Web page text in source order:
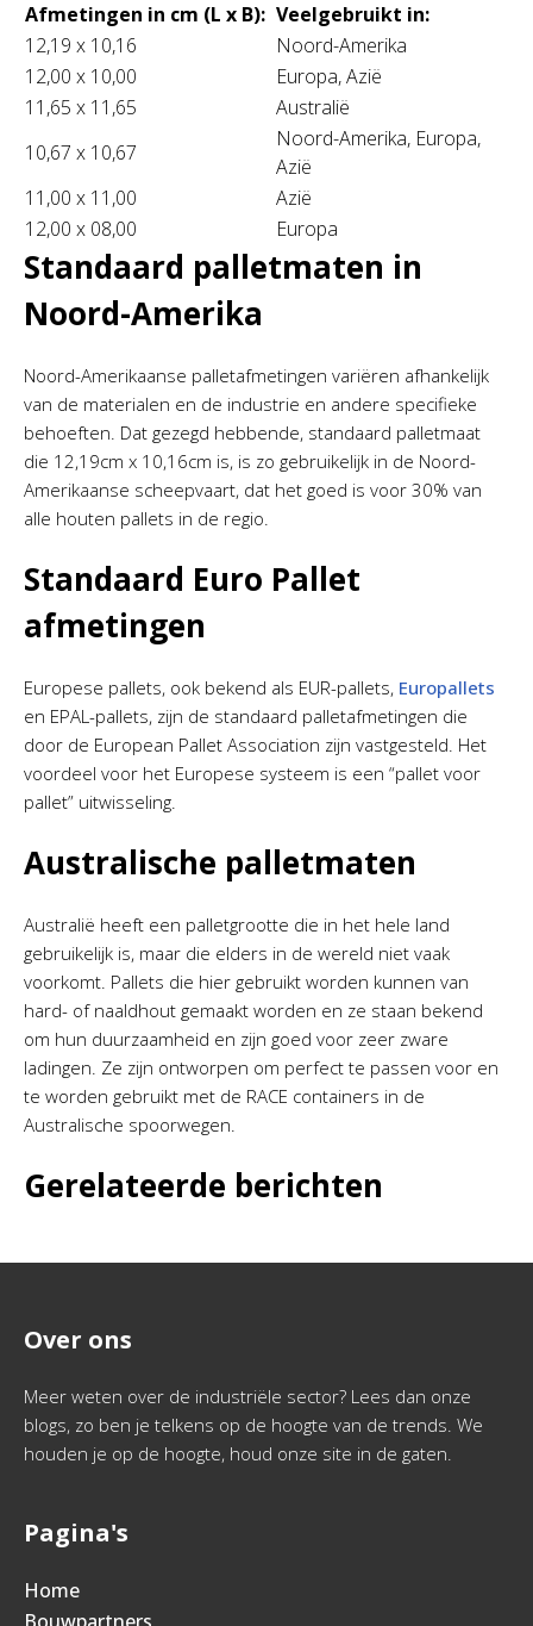
Afmetingen in cm (L x B): Veelgebruikt in:
12,19 x 10,16
Noord-Amerika
12,00 x 10,00
Europa, Azië
11,65 x 11,65
Australië
10,67 x 10,67
Noord-Amerika, Europa,
Azië
11,00 x 11,00
Azië
12,00 x 08,00
Europa
Standaard palletmaten in
Noord-Amerika
Noord-Amerikaanse palletafmetingen variëren afhankelijk
van de materialen en de industrie en andere specifieke
behoeften. Dat gezegd hebbende, standaard palletmaat
die 12,19cm x 10,16cm is, is zo gebruikelijk in de Noord-
Amerikaanse scheepvaart, dat het goed is voor 30% van
alle houten pallets in de regio.
Standaard Euro Pallet
afmetingen
Europese pallets, ook bekend als EUR-pallets, Europallets
en EPAL-pallets, zijn de standaard palletafmetingen die
door de European Pallet Association zijn vastgesteld. Het
voordeel voor het Europese systeem is een “pallet voor
pallet” uitwisseling.
Australische palletmaten
Australië heeft een palletgrootte die in het hele land
gebruikelijk is, maar die elders in de wereld niet vaak
voorkomt. Pallets die hier gebruikt worden kunnen van
hard- of naaldhout gemaakt worden en ze staan bekend
om hun duurzaamheid en zijn goed voor zeer zware
ladingen. Ze zijn ontworpen om perfect te passen voor en
te worden gebruikt met de RACE containers in de
Australische spoorwegen.
Gerelateerde berichten
Over ons
Meer weten over de industriële sector? Lees dan onze
blogs, zo ben je telkens op de hoogte van de trends. We
houden je op de hoogte, houd onze site in de gaten.
Pagina's
Home